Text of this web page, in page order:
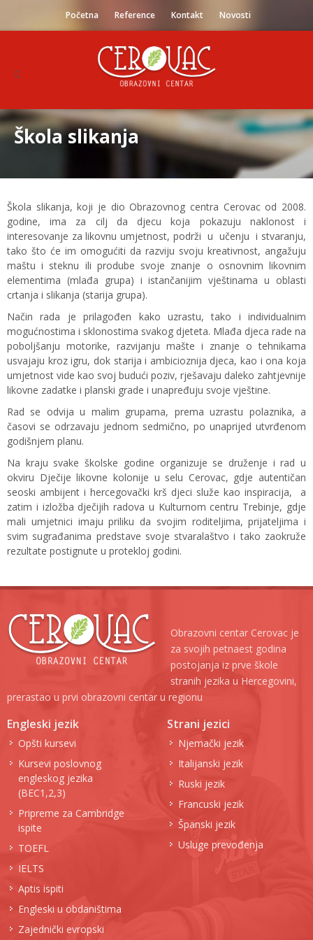
Početna Reference Kontakt Novosti
Škola slikanja
Škola slikanja, koji je dio Obrazovnog centra Cerovac od 2008.
godine, ima za cilj da djecu koja pokazuju naklonost i
interesovanje za likovnu umjetnost, podrži u učenju i stvaranju,
tako što će im omogućiti da razviju svoju kreativnost, angažuju
maštu i steknu ili prodube svoje znanje o osnovnim likovnim
elementima (mlađa grupa) i istančanijim vještinama u oblasti
crtanja i slikanja (starija grupa).
Način rada je prilagođen kako uzrastu, tako i individualnim
mogućnostima i sklonostima svakog djeteta. Mlađa djeca rade na
poboljšanju motorike, razvijanju mašte i znanje o tehnikama
usvajaju kroz igru, dok starija i ambicioznija djeca, kao i ona koja
umjetnost vide kao svoj budući poziv, rješavaju daleko zahtjevnije
likovne zadatke i planski grade i unapređuju svoje vještine.
Rad se odvija u malim grupama, prema uzrastu polaznika, a
časovi se odrzavaju jednom sedmično, po unaprijed utvrđenom
godišnjem planu.
Na kraju svake školske godine organizuje se druženje i rad u
okviru Dječije likovne kolonije u selu Cerovac, gdje autentičan
seoski ambijent i hercegovački krš djeci služe kao inspiracija, a
zatim i izložba dječijih radova u Kulturnom centru Trebinje, gdje
mali umjetnici imaju priliku da svojim roditeljima, prijateljima i
svim sugrađanima predstave svoje stvaralaštvo i tako zaokruže
rezultate postignute u protekloj godini.
Obrazovni centar Cerovac je
za svojih petnaest godina
postojanja iz prve škole
stranih jezika u Hercegovini,
prerastao u prvi obrazovni centar u regionu
Engleski jezik
Opšti kursevi
Kursevi poslovnog
engleskog jezika
(BEC1,2,3)
Pripreme za Cambridge
ispite
TOEFL
IELTS
Aptis ispiti
Engleski u obdaništima
Zajednički evropski
Strani jezici
Njemački jezik
Italijanski jezik
Ruski jezik
Francuski jezik
Španski jezik
Usluge prevođenja